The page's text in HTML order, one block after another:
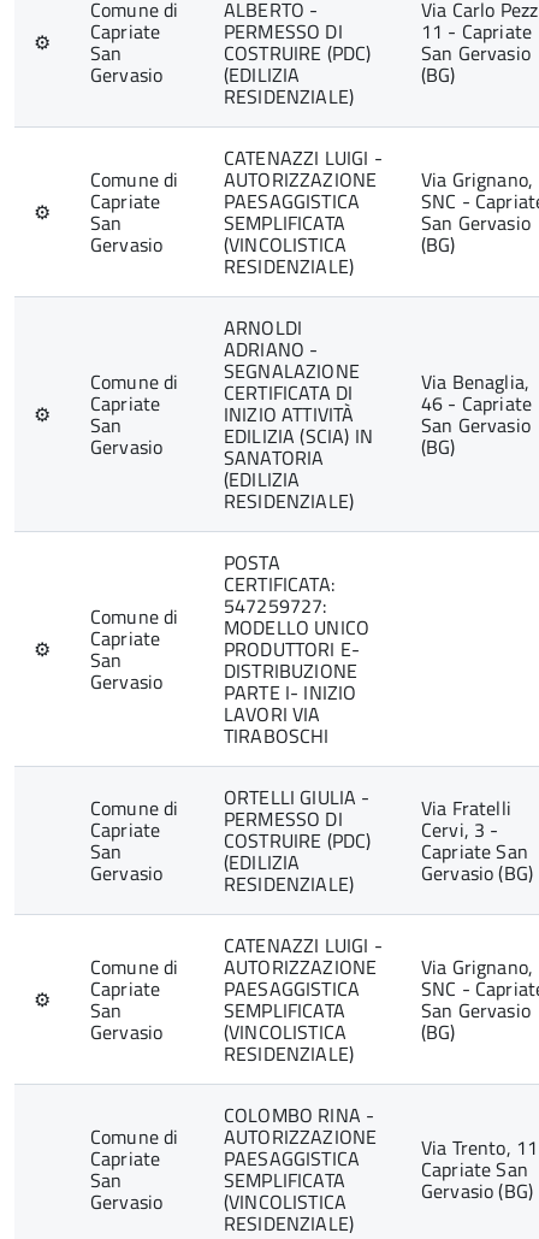
⚙
Comune di
Capriate
San
Gervasio
ALBERTO -
PERMESSO DI
COSTRUIRE (PDC)
(EDILIZIA
RESIDENZIALE)
Via Carlo
11 - Capriate
San Gervasio
(BG)
⚙
Comune di
Capriate
San
Gervasio
CATENAZZI LUIGI -
AUTORIZZAZIONE
PAESAGGISTICA
SEMPLIFICATA
(VINCOLISTICA
RESIDENZIALE)
Via Grignano,
SNC -
San Gervasio
(BG)
⚙
Comune di
Capriate
San
Gervasio
ARNOLDI
ADRIANO -
SEGNALAZIONE
CERTIFICATA DI
INIZIO ATTIVITÀ
EDILIZIA (SCIA) IN
SANATORIA
(EDILIZIA
RESIDENZIALE)
Via Benaglia,
46 - Capriate
San Gervasio
(BG)
⚙
Comune di
Capriate
San
Gervasio
POSTA
CERTIFICATA:
547259727:
MODELLO UNICO
PRODUTTORI E-
DISTRIBUZIONE
PARTE I- INIZIO
LAVORI VIA
TIRABOSCHI
Comune di
Capriate
San
Gervasio
ORTELLI GIULIA -
PERMESSO DI
COSTRUIRE (PDC)
(EDILIZIA
RESIDENZIALE)
Via Fratelli
Cervi, 3 -
Capriate San
Gervasio (BG)
⚙
Comune di
Capriate
San
Gervasio
CATENAZZI LUIGI -
AUTORIZZAZIONE
PAESAGGISTICA
SEMPLIFICATA
(VINCOLISTICA
RESIDENZIALE)
Via Grignano,
SNC -
San Gervasio
(BG)
Comune di
Capriate
San
Gervasio
COLOMBO RINA -
AUTORIZZAZIONE
PAESAGGISTICA
SEMPLIFICATA
(VINCOLISTICA
RESIDENZIALE)
Via Trento,
Capriate San
Gervasio (BG)